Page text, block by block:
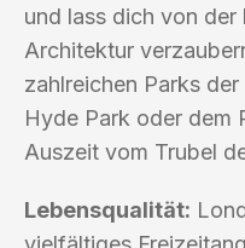
und lass dich von der
Architektur
zahlreichen Parks
Hyde Park oder dem
Auszeit vom Trubel
Lebensqualität: